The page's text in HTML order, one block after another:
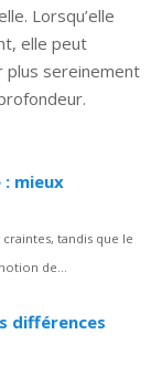
Lorsqu’elle
elle peut
plus sereinement
mieux
tandis que le
de...
différences